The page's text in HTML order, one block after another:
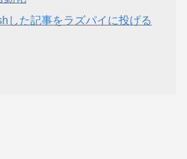
した記事をラズパイに投げる